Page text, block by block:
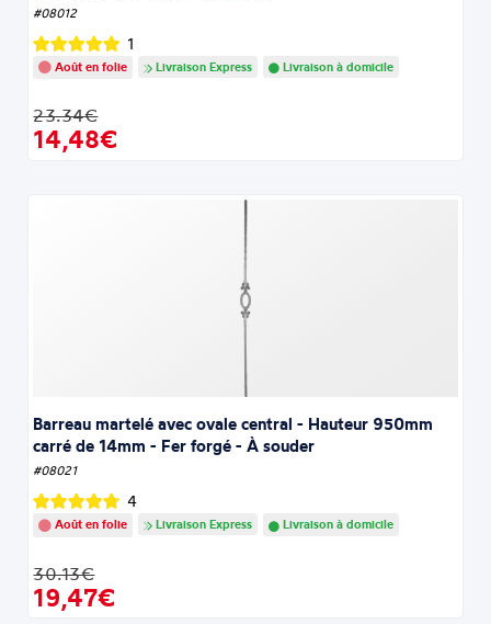
#08012
1
Août en folie Livraison Express Livraison à domicile
23.34€
14,48€
Barreau martelé avec ovale central - Hauteur 950mm
carré de 14mm - Fer forgé - À souder
#08021
4
Août en folie Livraison Express Livraison à domicile
30.13€
19,47€